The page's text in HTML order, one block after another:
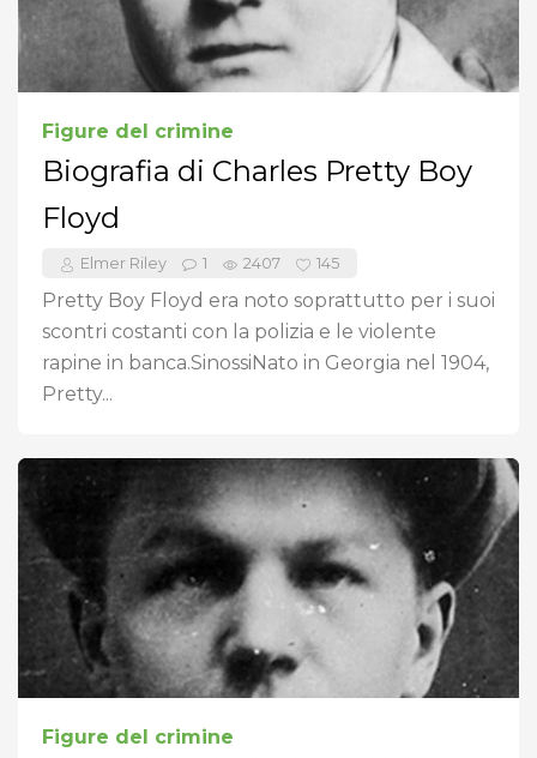
Figure del crimine
Biografia di Charles Pretty Boy
Floyd
Elmer Riley 1 2407 145
Pretty Boy Floyd era noto soprattutto per i suoi
scontri costanti con la polizia e le violente
rapine in banca.SinossiNato in Georgia nel 1904,
Pretty...
Figure del crimine